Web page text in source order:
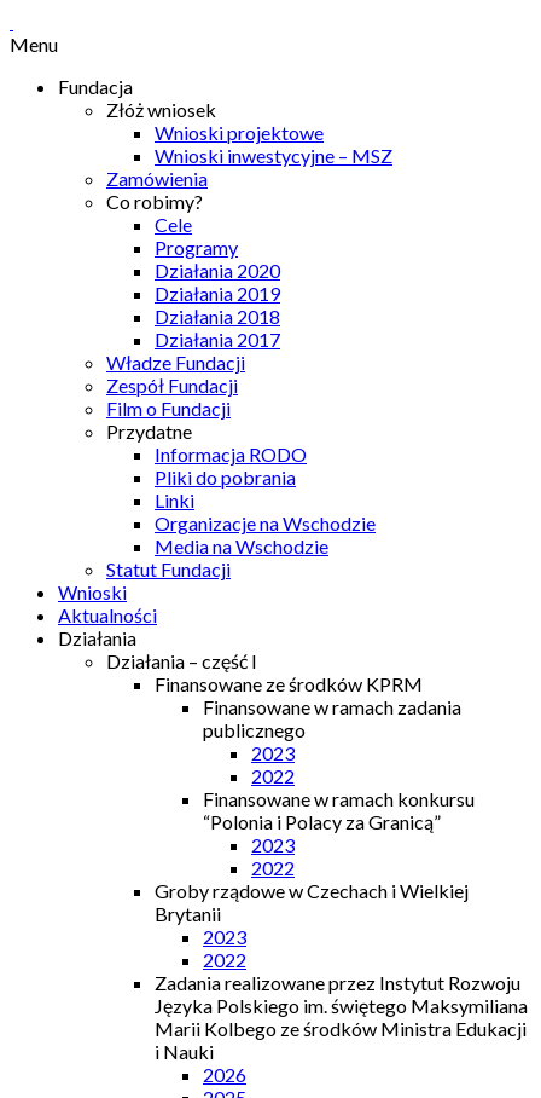
Menu
Fundacja
Złóż wniosek
Wnioski projektowe
Wnioski inwestycyjne – MSZ
Zamówienia
Co robimy?
Cele
Programy
Działania 2020
Działania 2019
Działania 2018
Działania 2017
Władze Fundacji
Zespół Fundacji
Film o Fundacji
Przydatne
Informacja RODO
Pliki do pobrania
Linki
Organizacje na Wschodzie
Media na Wschodzie
Statut Fundacji
Wnioski
Aktualności
Działania
Działania – część I
Finansowane ze środków KPRM
Finansowane w ramach zadania
publicznego
2023
2022
Finansowane w ramach konkursu
“Polonia i Polacy za Granicą”
2023
2022
Groby rządowe w Czechach i Wielkiej
Brytanii
2023
2022
Zadania realizowane przez Instytut Rozwoju
Języka Polskiego im. świętego Maksymiliana
Marii Kolbego ze środków Ministra Edukacji
i Nauki
2026